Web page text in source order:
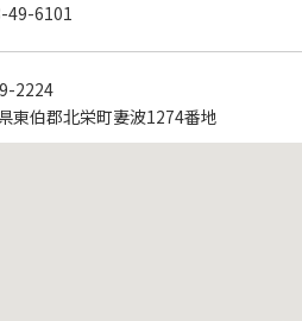
49-6101
2224
東伯郡北栄町妻波1274番地